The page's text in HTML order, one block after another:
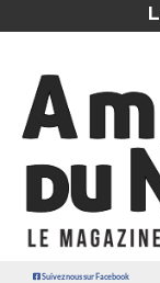
Suivez nous sur Facebook